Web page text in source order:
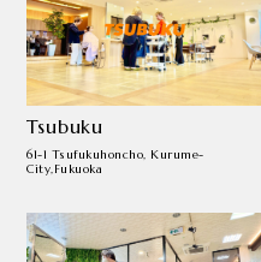
Tsubuku
61-1 Tsufukuhoncho, Kurume-
City,Fukuoka